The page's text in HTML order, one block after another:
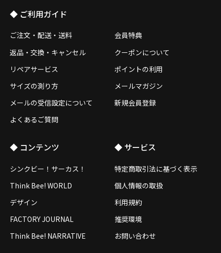
◆ ご利用ガイド
ご注文・配送・送料
返品・交換・キャンセル
リペアサービス
サイズの測り方
メールの受信設定について
よくあるご質問
会員特典
クーポンについて
ポイントの利用
メールマガジン
新規会員登録
◆ コンテンツ
シンクビー！サーカス！
Think Bee! WORLD
デザイン
FACTORY JOURNAL
Think Bee! NARRATIVE
◆ サービス
特定商取引法に基づく表示
個人情報の取扱
利用規約
推奨環境
お問い合わせ